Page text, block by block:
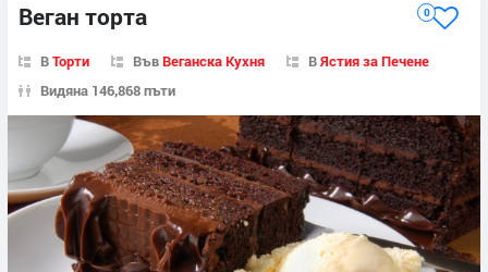
Веган торта 0
ВТорти ВъвВеганска Кухня ВЯстия за Печене
Видяна 146,868 пъти